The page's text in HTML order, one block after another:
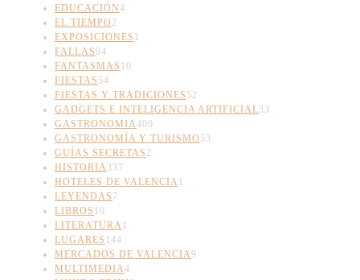
EDUCACIÓN4
EL TIEMPO 2
EXPOSICIONES 1
FALLAS84
FANTASMAS 10
FIESTAS 54
FIESTAS Y TRADICIONES 52
GADGETS E INTELIGENCIA ARTIFICIAL33
GASTRONOMIA400
GASTRONOMÍA Y TURISMO 53
GUÍAS SECRETAS 2
HISTORIA337
HOTELES DE VALENCIA1
LEYENDAS 7
LIBROS 10
LITERATURA1
LUGARES 144
MERCADOS DE VALENCIA9
MULTIMEDIA4